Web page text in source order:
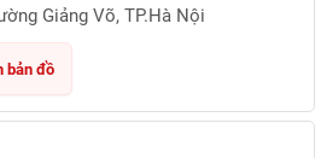
Giảng Võ, TP.Hà Nội
bản đồ